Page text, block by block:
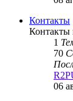
Контакты
Контакты
1
70
06